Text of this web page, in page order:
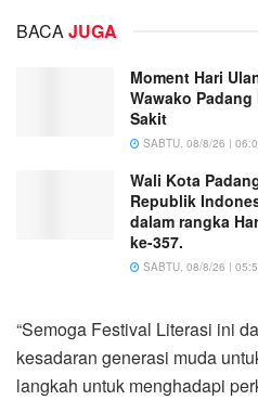
BACAJUGA
Moment Hari
Wawako
Sakit
SABTU, 08/8/26 |
Wali Kota
Republik
dalam rangka
ke-357.
SABTU, 08/8/26 |
“Semoga Festival Literasi ini
kesadaran generasi muda
langkah untuk menghadapi